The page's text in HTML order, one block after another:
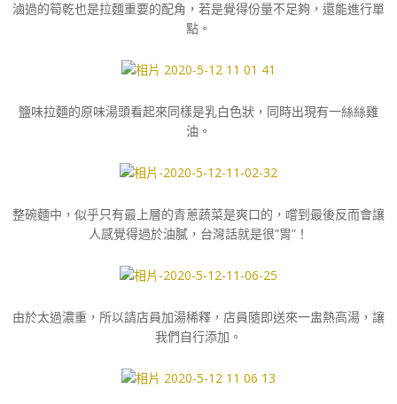
滷過的筍乾也是拉麵重要的配角，若是覺得份量不足夠，還能進行單
點。
鹽味拉麵的原味湯頭看起來同樣是乳白色狀，同時出現有一絲絲雞
油。
整碗麵中，似乎只有最上層的青蔥蔬菜是爽口的，嚐到最後反而會讓
人感覺得過於油膩，台灣話就是很”胃”！
由於太過濃重，所以請店員加湯稀釋，店員隨即送來一盅熱高湯，讓
我們自行添加。